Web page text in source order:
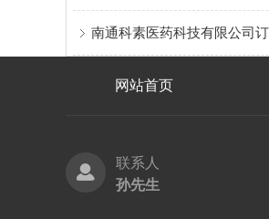
网站首页
联系人
孙先生